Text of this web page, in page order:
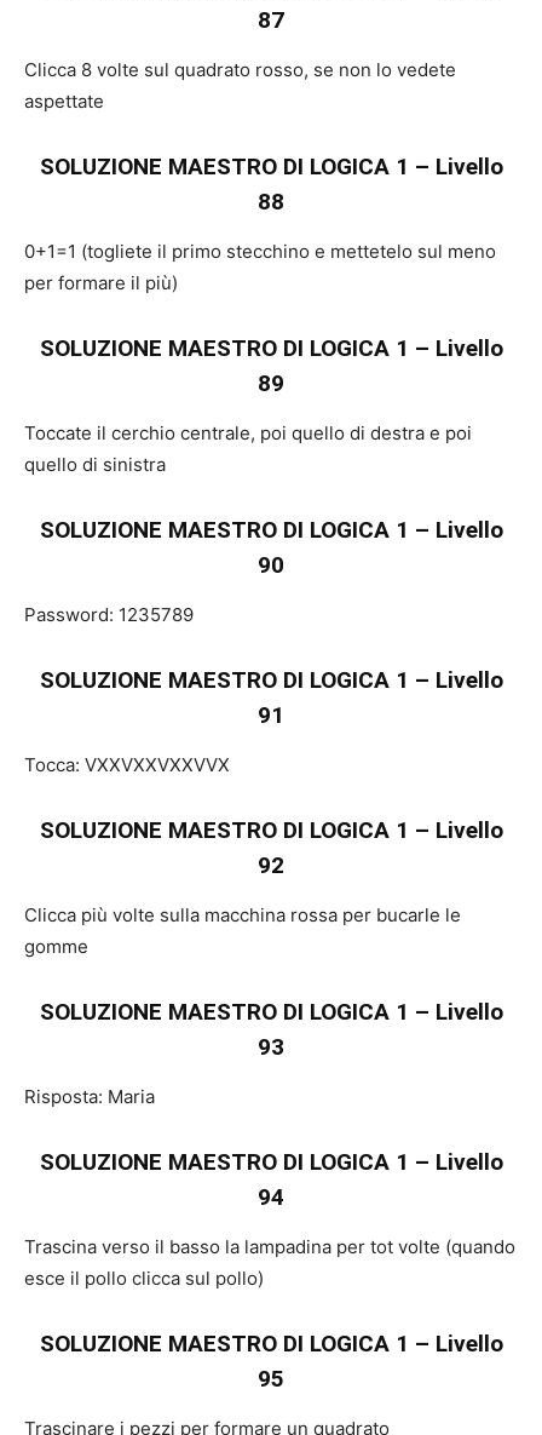
87
Clicca 8 volte sul quadrato rosso, se non lo vedete
aspettate
SOLUZIONE MAESTRO DI LOGICA 1 – Livello
88
0+1=1 (togliete il primo stecchino e mettetelo sul meno
per formare il più)
SOLUZIONE MAESTRO DI LOGICA 1 – Livello
89
Toccate il cerchio centrale, poi quello di destra e poi
quello di sinistra
SOLUZIONE MAESTRO DI LOGICA 1 – Livello
90
Password: 1235789
SOLUZIONE MAESTRO DI LOGICA 1 – Livello
91
Tocca: VXXVXXVXXVVX
SOLUZIONE MAESTRO DI LOGICA 1 – Livello
92
Clicca più volte sulla macchina rossa per bucarle le
gomme
SOLUZIONE MAESTRO DI LOGICA 1 – Livello
93
Risposta: Maria
SOLUZIONE MAESTRO DI LOGICA 1 – Livello
94
Trascina verso il basso la lampadina per tot volte (quando
esce il pollo clicca sul pollo)
SOLUZIONE MAESTRO DI LOGICA 1 – Livello
95
Trascinare i pezzi per formare un quadrato